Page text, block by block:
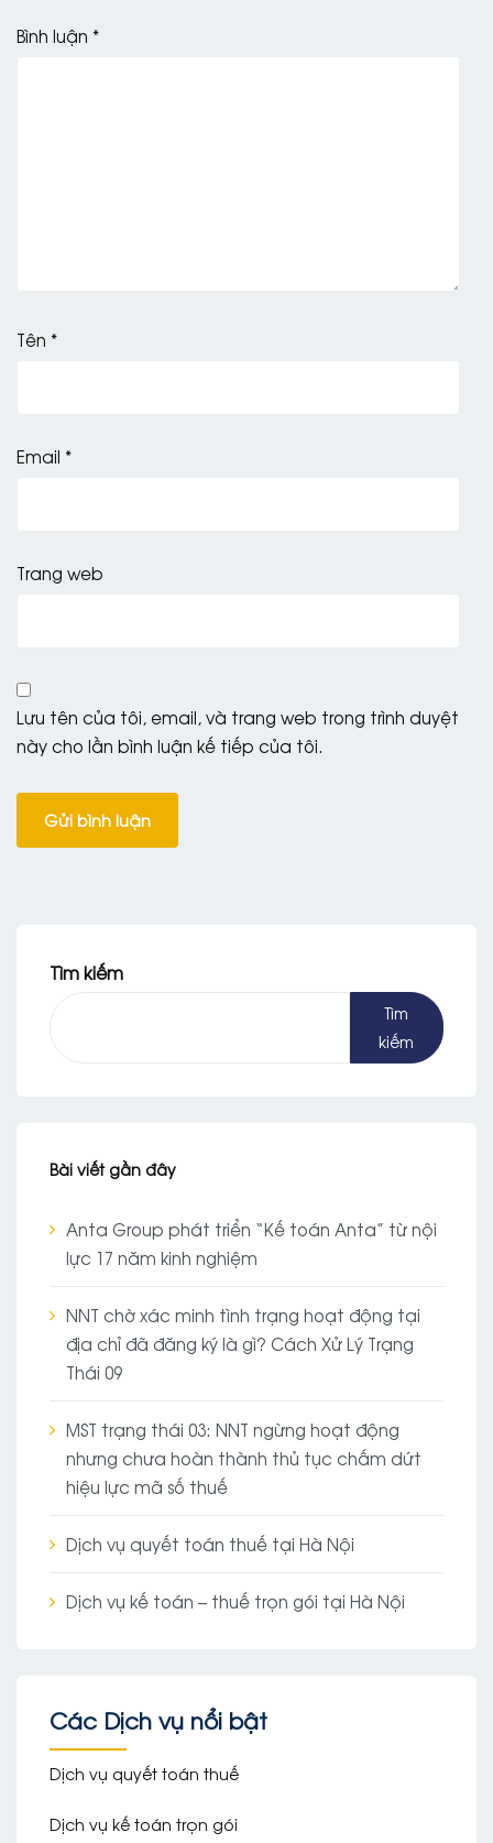
Bình luận *
Tên *
Email *
Trang web
Lưu tên của tôi, email, và trang web trong trình duyệt
này cho lần bình luận kế tiếp của tôi.
Tìm kiếm
Tìm
kiếm
Bài viết gần đây
Anta Group phát triển “Kế toán Anta” từ nội
lực 17 năm kinh nghiệm
NNT chờ xác minh tình trạng hoạt động tại
địa chỉ đã đăng ký là gì? Cách Xử Lý Trạng
Thái 09
MST trạng thái 03: NNT ngừng hoạt động
nhưng chưa hoàn thành thủ tục chấm dứt
hiệu lực mã số thuế
Dịch vụ quyết toán thuế tại Hà Nội
Dịch vụ kế toán – thuế trọn gói tại Hà Nội
Các Dịch vụ nổi bật
Dịch vụ quyết toán thuế
Dịch vụ kế toán trọn gói